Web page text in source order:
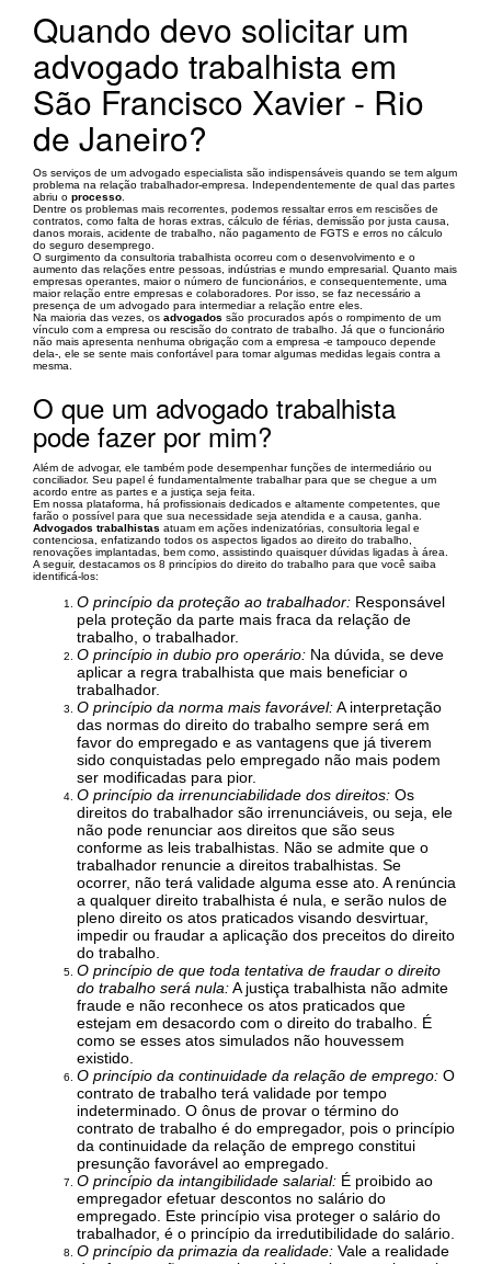
Quando devo solicitar um
advogado trabalhista em
São Francisco Xavier - Rio
de Janeiro?
Os serviços de um advogado especialista são indispensáveis quando se tem algum
problema na relação trabalhador-empresa. Independentemente de qual das partes
abriu o processo
Dentre os problemas mais recorrentes, podemos ressaltar erros em rescisões de
contratos, como falta de horas extras, cálculo de férias, demissão por justa causa,
danos morais, acidente de trabalho, não pagamento de FGTS e erros no cálculo
do seguro desemprego.
O surgimento da consultoria trabalhista ocorreu com o desenvolvimento e o
aumento das relações entre pessoas, indústrias e mundo empresarial. Quanto mais
empresas operantes, maior o número de funcionários, e consequentemente, uma
maior relação entre empresas e colaboradores. Por isso, se faz necessário a
presença de um advogado para intermediar a relação entre eles.
Na maioria das vezes, os advogados são procurados após o rompimento de um
vínculo com a empresa ou rescisão do contrato de trabalho. Já que o funcionário
não mais apresenta nenhuma obrigação com a empresa -e tampouco depende
dela-, ele se sente mais confortável para tomar algumas medidas legais contra a
mesma.
O que um advogado trabalhista
pode fazer por mim?
Além de advogar, ele também pode desempenhar funções de intermediário ou
conciliador. Seu papel é fundamentalmente trabalhar para que se chegue a um
acordo entre as partes e a justiça seja feita.
Em nossa plataforma, há profissionais dedicados e altamente competentes, que
farão o possível para que sua necessidade seja atendida e a causa, ganha.
Advogados trabalhistas atuam em ações indenizatórias, consultoria legal e
contenciosa, enfatizando todos os aspectos ligados ao direito do trabalho,
renovações implantadas, bem como, assistindo quaisquer dúvidas ligadas à área.
A seguir, destacamos os 8 princípios do direito do trabalho para que você saiba
identificá-los:
O princípio da proteção ao trabalhador: Responsável
pela proteção da parte mais fraca da relação de
trabalho, o trabalhador.
O princípio in dubio pro operário: Na dúvida, se deve
aplicar a regra trabalhista que mais beneficiar o
trabalhador.
O princípio da norma mais favorável:A interpretação
das normas do direito do trabalho sempre será em
favor do empregado e as vantagens que já tiverem
sido conquistadas pelo empregado não mais podem
ser modificadas para pior.
O princípio da irrenunciabilidade dos direitos: Os
direitos do trabalhador são irrenunciáveis, ou seja, ele
não pode renunciar aos direitos que são seus
conforme as leis trabalhistas. Não se admite que o
trabalhador renuncie a direitos trabalhistas. Se
ocorrer, não terá validade alguma esse ato. A renúncia
a qualquer direito trabalhista é nula, e serão nulos de
pleno direito os atos praticados visando desvirtuar,
impedir ou fraudar a aplicação dos preceitos do direito
do trabalho.
O princípio de que toda tentativa de fraudar o direito
do trabalho será nula:A justiça trabalhista não admite
fraude e não reconhece os atos praticados que
estejam em desacordo com o direito do trabalho. É
como se esses atos simulados não houvessem
existido.
O princípio da continuidade da relação de emprego: O
contrato de trabalho terá validade por tempo
indeterminado. O ônus de provar o término do
contrato de trabalho é do empregador, pois o princípio
da continuidade da relação de emprego constitui
presunção favorável ao empregado.
O princípio da intangibilidade salarial: É proibido ao
empregador efetuar descontos no salário do
empregado. Este princípio visa proteger o salário do
trabalhador, é o princípio da irredutibilidade do salário.
O princípio da primazia da realidade: Vale a realidade